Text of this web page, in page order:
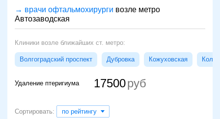
→ врачи офтальмохирурги возле метро
Автозаводская
Клиники возле ближайших ст. метро:
Волгоградский проспект Дубровка Кожуховская
Удаление птеригиума 17500
Сортировать: по рейтингу